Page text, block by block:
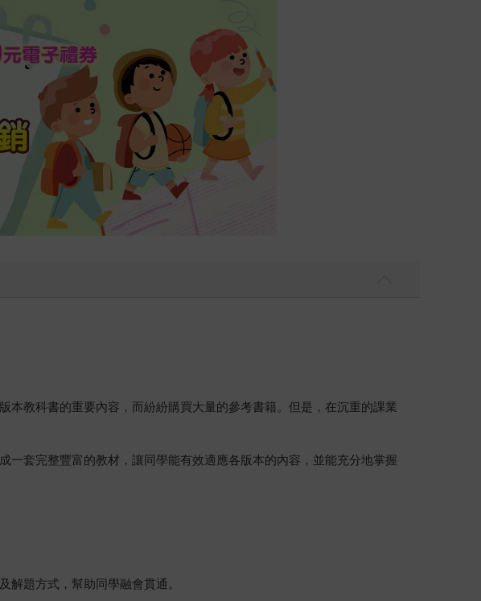
教科書的重要內容，而紛紛購買大量的參考書籍。但是，在沉重的課業
套完整豐富的教材，讓同學能有效適應各版本的內容，並能充分地掌握
解題方式，幫助同學融會貫通。